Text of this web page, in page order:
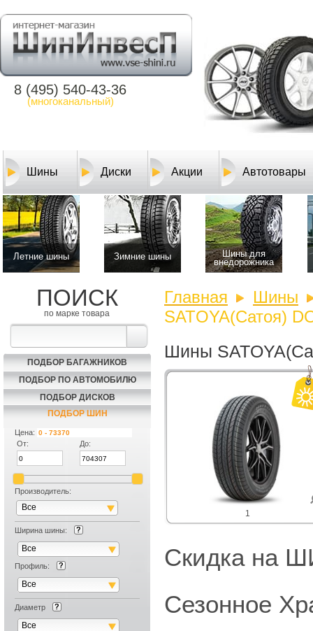
8 (495) 540-43-36
(многоканальный)
Шины Диски Акции Автотовары
Летние шины Зимние шины
Шины для
внедорожника
ПОИСК
по марке товара
ПОДБОР БАГАЖНИКОВ
ПОДБОР ПО АВТОМОБИЛЮ
ПОДБОР ДИСКОВ
ПОДБОР ШИН
Цена:
От:
До:
Производитель:
Все
Ширина шины:
Все
Профиль:
Все
Диаметр
Все
Главная
Шины
SATOYA(Сатоя)
Шины
1
Скидка на
Сезонное